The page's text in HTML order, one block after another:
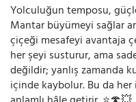
Yolculuğun temposu,
Mantar büyümeyi sağlar
çiçeği mesafeyi avantaja
her şeyi susturur, ama
değildir; yanlış zamanda
içinde kaybolur. Bu da